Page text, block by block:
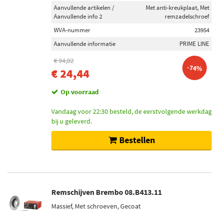
Aanvullende artikelen /
Aanvullende info 2
Met anti-kreukplaat, Met
remzadelschroef
WVA-nummer
23954
Aanvullende informatie
PRIME LINE
€ 94,02
€ 24,44 -74%
Op voorraad
Vandaag voor 22:30 besteld, de eerstvolgende werkdag
bij u geleverd.
Bestellen
Remschijven Brembo 08.B413.11
Massief, Met schroeven, Gecoat